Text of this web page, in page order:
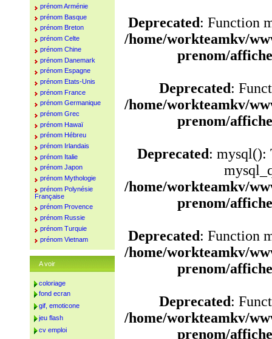
Deprecated: Function
/home/workteamkv/
prenom/
Deprecated:
/home/workteamkv/
prenom/
Deprecated: mysql():
/home/workteamkv/
prenom/
Deprecated: Function
/home/workteamkv/
prenom/
Deprecated:
/home/workteamkv/
prenom/
prénom Arménie
prénom Basque
prénom Breton
prénom Celte
prénom Chine
prénom Danemark
prénom Espagne
prénom Etats-Unis
prénom France
prénom Germanique
prénom Grec
prénom Hawaï
prénom Hébreu
prénom Irlandais
prénom Italie
prénom Japon
prénom Mythologie
prénom Polynésie
Française
prénom Provence
prénom Russie
prénom Turquie
prénom Vietnam
A voir
coloriage
fond ecran
gif, emoticone
jeu flash
cv emploi